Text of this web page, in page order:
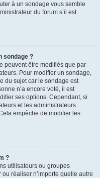
à un sondage vous semble
du forum s’il est
sondage ?
peuvent être modifiés que par
Pour modifier un sondage,
du sujet car le sondage est
n’a encore voté, il est
ses options. Cependant, si
et les administrateurs
empêche de modifier les
?
utilisateurs ou groupes
réaliser n’importe quelle autre